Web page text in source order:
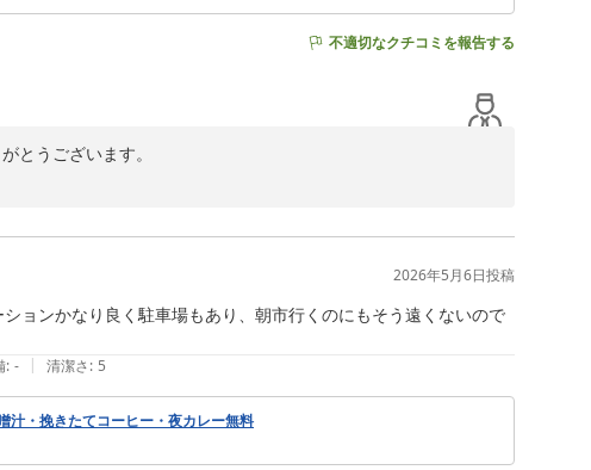
不適切なクチコミを報告する
とうございます。
。
2026年5月6日投稿
ョンかなり良く駐車場もあり、朝市行くのにもそう遠くないので
: - | 清潔さ: 5
・挽きたてコーヒー・夜カレー無料